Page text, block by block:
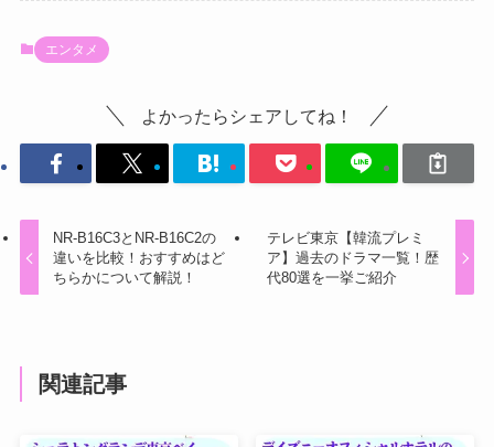
エンタメ
よかったらシェアしてね！
NR-B16C3とNR-B16C2の
違いを比較！おすすめはど
ちらかについて解説！
テレビ東京【韓流プレミ
ア】過去のドラマ一覧！歴
代80選を一挙ご紹介
関連記事